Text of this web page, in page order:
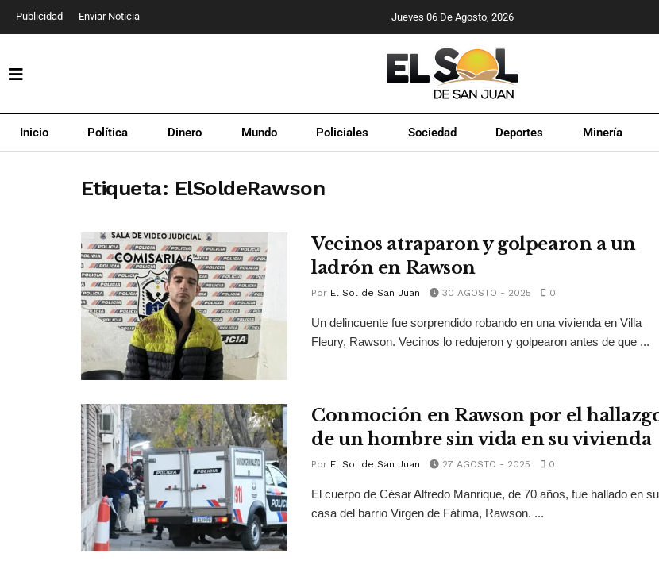
Publicidad Enviar Noticia Jueves 06 De Agosto, 2026
Inicio Política Dinero Mundo Policiales Sociedad Deportes Minería
Etiqueta: ElSoldeRawson
Vecinos atraparon y golpearon a un
ladrón en Rawson
Por El Sol de San Juan 30 AGOSTO - 2025 0
Un delincuente fue sorprendido robando en una vivienda en Villa
Fleury, Rawson. Vecinos lo redujeron y golpearon antes de que ...
Conmoción en Rawson por el
de un hombre sin vida en su vivienda
Por El Sol de San Juan 27 AGOSTO - 2025 0
El cuerpo de César Alfredo Manrique, de 70 años, fue hallado en su
casa del barrio Virgen de Fátima, Rawson. ...